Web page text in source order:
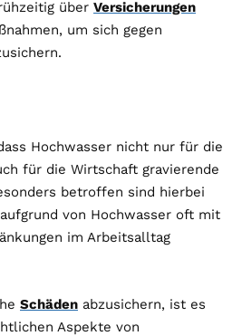
über Versicherungen
um sich gegen
Hochwasser nicht nur für die
für die Wirtschaft gravierende
betroffen sind hierbei
von Hochwasser oft mit
im Arbeitsalltag
Schäden abzusichern, ist es
Aspekte von